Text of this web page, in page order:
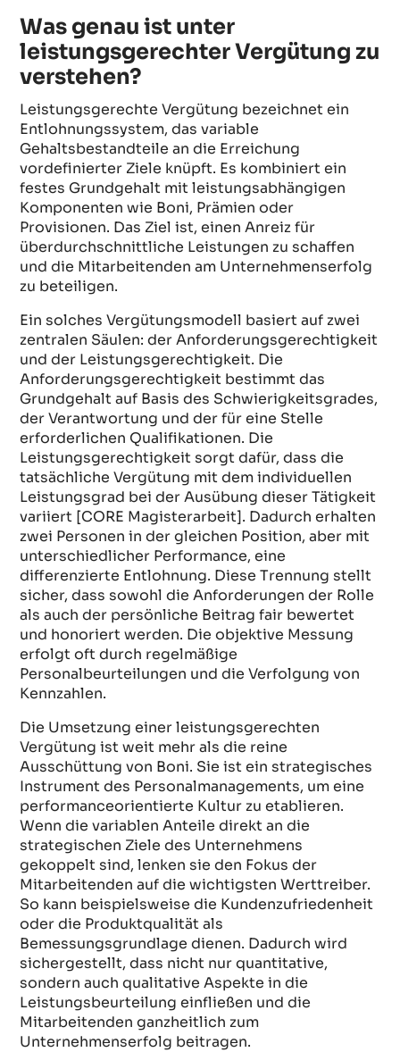
Was genau ist unter
leistungsgerechter Vergütung zu
verstehen?
Leistungsgerechte Vergütung bezeichnet ein
Entlohnungssystem, das variable
Gehaltsbestandteile an die Erreichung
vordefinierter Ziele knüpft. Es kombiniert ein
festes Grundgehalt mit leistungsabhängigen
Komponenten wie Boni, Prämien oder
Provisionen. Das Ziel ist, einen Anreiz für
überdurchschnittliche Leistungen zu schaffen
und die Mitarbeitenden am Unternehmenserfolg
zu beteiligen.
Ein solches Vergütungsmodell basiert auf zwei
zentralen Säulen: der Anforderungsgerechtigkeit
und der Leistungsgerechtigkeit. Die
Anforderungsgerechtigkeit bestimmt das
Grundgehalt auf Basis des Schwierigkeitsgrades,
der Verantwortung und der für eine Stelle
erforderlichen Qualifikationen. Die
Leistungsgerechtigkeit sorgt dafür, dass die
tatsächliche Vergütung mit dem individuellen
Leistungsgrad bei der Ausübung dieser Tätigkeit
variiert [CORE Magisterarbeit]. Dadurch erhalten
zwei Personen in der gleichen Position, aber mit
unterschiedlicher Performance, eine
differenzierte Entlohnung. Diese Trennung stellt
sicher, dass sowohl die Anforderungen der Rolle
als auch der persönliche Beitrag fair bewertet
und honoriert werden. Die objektive Messung
erfolgt oft durch regelmäßige
Personalbeurteilungen und die Verfolgung von
Kennzahlen.
Die Umsetzung einer leistungsgerechten
Vergütung ist weit mehr als die reine
Ausschüttung von Boni. Sie ist ein strategisches
Instrument des Personalmanagements, um eine
performanceorientierte Kultur zu etablieren.
Wenn die variablen Anteile direkt an die
strategischen Ziele des Unternehmens
gekoppelt sind, lenken sie den Fokus der
Mitarbeitenden auf die wichtigsten Werttreiber.
So kann beispielsweise die Kundenzufriedenheit
oder die Produktqualität als
Bemessungsgrundlage dienen. Dadurch wird
sichergestellt, dass nicht nur quantitative,
sondern auch qualitative Aspekte in die
Leistungsbeurteilung einfließen und die
Mitarbeitenden ganzheitlich zum
Unternehmenserfolg beitragen.